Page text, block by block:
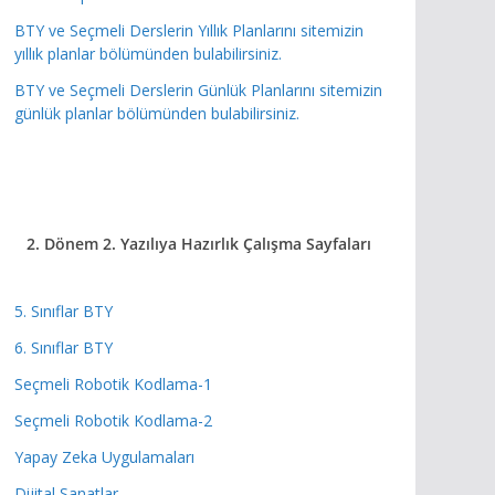
BTY ve Seçmeli Derslerin Yıllık Planlarını sitemizin
yıllık planlar bölümünden bulabilirsiniz.
BTY ve Seçmeli Derslerin Günlük Planlarını sitemizin
günlük planlar bölümünden bulabilirsiniz.
2. Dönem 2. Yazılıya Hazırlık Çalışma Sayfaları
5. Sınıflar BTY
6. Sınıflar BTY
Seçmeli Robotik Kodlama-1
Seçmeli Robotik Kodlama-2
Yapay Zeka Uygulamaları